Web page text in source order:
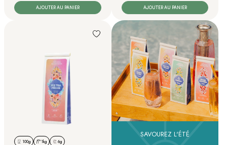
AJOUTER AU PANIER AJOUTER AU PANIER
100g 1kg 6g
SAVOUREZ L'ÉTÉ